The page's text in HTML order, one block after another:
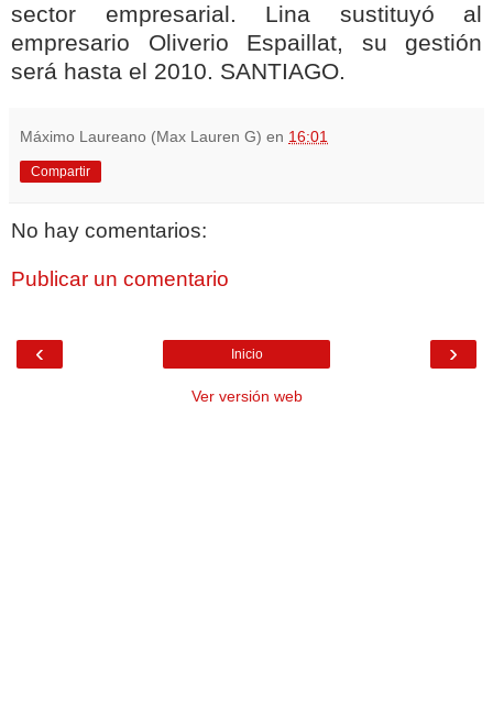
sector empresarial. Lina sustituyó al
empresario Oliverio Espaillat, su gestión
será hasta el 2010. SANTIAGO.
Máximo Laureano (Max Lauren G) en 16:01
Compartir
No hay comentarios:
Publicar un comentario
‹ ›
Inicio
Ver versión web